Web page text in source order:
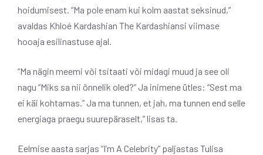
hoidumisest. “Ma pole enam kui kolm aastat seksinud,”
avaldas Khloé Kardashian The Kardashiansi viimase
hooaja esilinastuse ajal.
“Ma nägin meemi või tsitaati või midagi muud ja see oli
nagu “Miks sa nii õnnelik oled?” Ja inimene ütles: “Sest ma
ei käi kohtamas.” Ja ma tunnen, et jah, ma tunnen end selle
energiaga praegu suurepäraselt,” lisas ta.
Eelmise aasta sarjas “I’m A Celebrity” paljastas Tulisa